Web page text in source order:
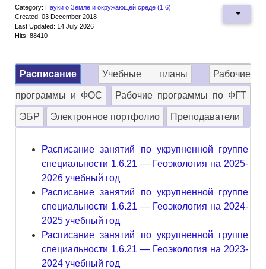
Category: Науки о Земле и окружающей среде (1.6)
Created: 03 December 2018
Last Updated: 14 July 2026
Hits: 88410
Расписание Учебные планы Рабочие
программы и ФОС Рабочие программы по ФГТ
ЭБР Электронное портфолио Преподаватели
Расписание занятий по укрупненной группе
специальности 1.6.21 — Геоэкология на 2025-
2026 учебный год
Расписание занятий по укрупненной группе
специальности 1.6.21 — Геоэкология на 2024-
2025 учебный год
Расписание занятий по укрупненной группе
специальности 1.6.21 — Геоэкология на 2023-
2024 учебный год